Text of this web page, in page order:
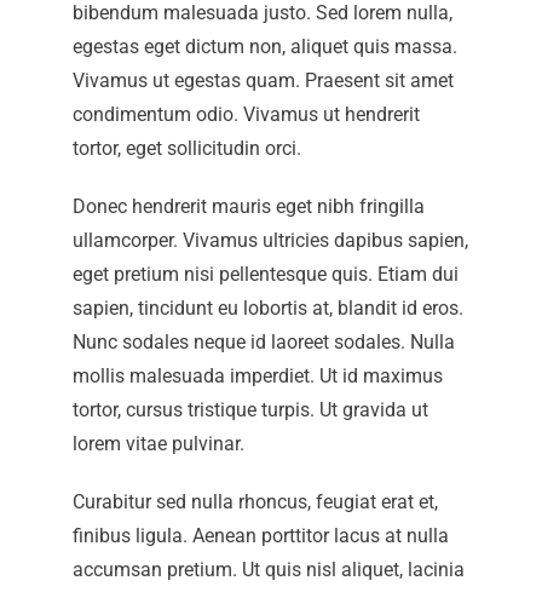
bibendum malesuada justo. Sed lorem nulla,
egestas eget dictum non, aliquet quis massa.
Vivamus ut egestas quam. Praesent sit amet
condimentum odio. Vivamus ut hendrerit
tortor, eget sollicitudin orci.
Donec hendrerit mauris eget nibh fringilla
ullamcorper. Vivamus ultricies dapibus sapien,
eget pretium nisi pellentesque quis. Etiam dui
sapien, tincidunt eu lobortis at, blandit id eros.
Nunc sodales neque id laoreet sodales. Nulla
mollis malesuada imperdiet. Ut id maximus
tortor, cursus tristique turpis. Ut gravida ut
lorem vitae pulvinar.
Curabitur sed nulla rhoncus, feugiat erat et,
finibus ligula. Aenean porttitor lacus at nulla
accumsan pretium. Ut quis nisl aliquet, lacinia